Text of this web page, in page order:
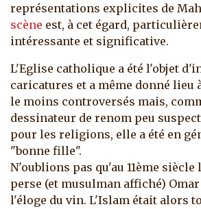
représentations explicites de
scène est, à cet égard,
intéressante et significative.
L'Eglise catholique a été l'objet
caricatures et a même donné lieu
le moins controversés mais,
dessinateur de renom peu
pour les religions, elle a été en
"bonne fille".
N'oublions pas qu'au 11ème siècle
perse (et musulman affiché)
l'éloge du vin. L'Islam était alors